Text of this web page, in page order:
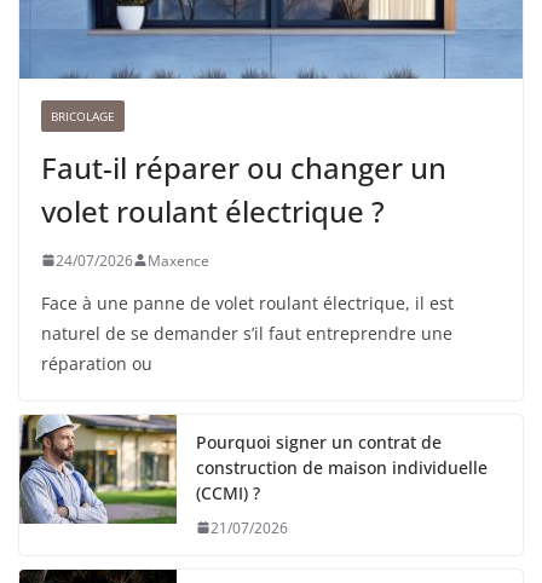
BRICOLAGE
Faut-il réparer ou changer un
volet roulant électrique ?
24/07/2026 Maxence
Face à une panne de volet roulant électrique, il est
naturel de se demander s’il faut entreprendre une
réparation ou
Pourquoi signer un contrat de
construction de maison individuelle
(CCMI) ?
21/07/2026